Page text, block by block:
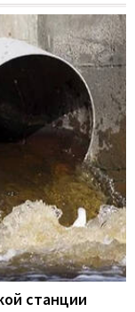
станции